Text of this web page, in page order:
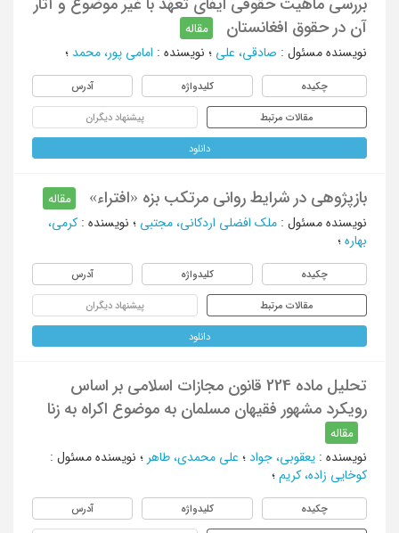
بررسی ماهیت حقوقی ایفای تعهد با غیر موضوع و آثار
آن در حقوق افغانستان
مقاله
نویسنده مسئول : صادقی، علی ؛ نویسنده : امامی پور، محمد ؛
چکیده کلیدواژه آدرس
مقالات مرتبط پیشنهاد دیگران
دانلود
بازپژوهی در شرایط روانی مرتکب بزه «افتراء»
مقاله
نویسنده مسئول : ملک افضلی اردکانی، مجتبی ؛ نویسنده : کرمی،
بهاره ؛
چکیده کلیدواژه آدرس
مقالات مرتبط پیشنهاد دیگران
دانلود
تحلیل ماده 224 قانون مجازات اسلامی بر اساس
رویکرد مشهور فقیهان مسلمان به موضوع اکراه به زنا
مقاله
نویسنده : یعقوبی، جواد ؛ علی محمدی، طاهر ؛ نویسنده مسئول :
کوخایی زاده، کریم ؛
چکیده کلیدواژه آدرس